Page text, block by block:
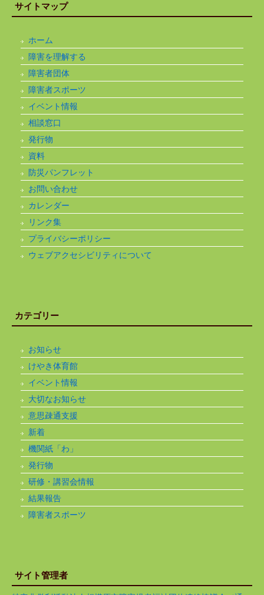
サイトマップ
ホーム
障害を理解する
障害者団体
障害者スポーツ
イベント情報
相談窓口
発行物
資料
防災パンフレット
お問い合わせ
カレンダー
リンク集
プライバシーポリシー
ウェブアクセシビリティについて
カテゴリー
お知らせ
けやき体育館
イベント情報
大切なお知らせ
意思疎通支援
新着
機関紙「わ」
発行物
研修・講習会情報
結果報告
障害者スポーツ
サイト管理者